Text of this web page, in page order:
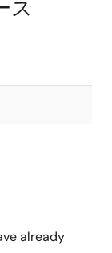
ス
already